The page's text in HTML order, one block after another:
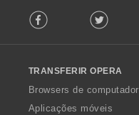
o
w
O
p
Facebook Twitter
TRANSFERIR OPERA
Browsers de computador
Aplicações móveis